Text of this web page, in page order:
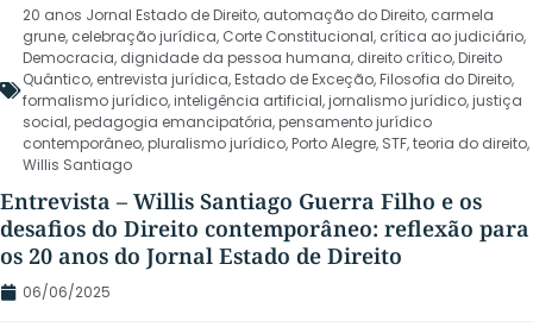
20 anos Jornal Estado de Direito, automação do Direito, carmela
grune, celebração jurídica, Corte Constitucional, crítica ao judiciário,
Democracia, dignidade da pessoa humana, direito crítico,Direito
Quântico, entrevista jurídica,Estado de Exceção,Filosofia do Direito,
formalismo jurídico,inteligência artificial,jornalismo jurídico,justiça
social,pedagogia emancipatória,pensamento jurídico
contemporâneo,pluralismo jurídico,Porto Alegre, STF,teoria do direito,
Willis Santiago
Entrevista – Willis Santiago Guerra Filho e os
desafios do Direito contemporâneo: reflexão para
os 20 anos do Jornal Estado de Direito
06/06/2025